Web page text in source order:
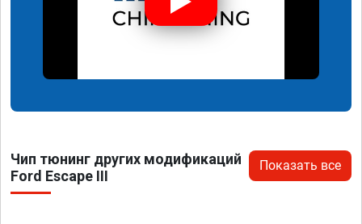
Чип тюнинг других модификаций
Ford Escape III
Показать все